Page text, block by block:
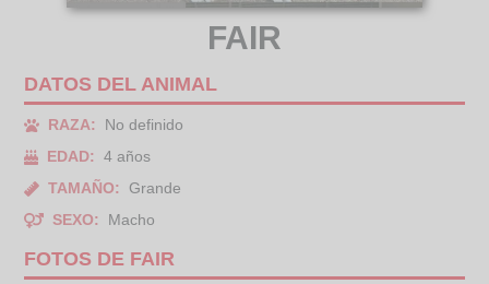
FAIR
DATOS DEL ANIMAL
RAZA:
No definido
EDAD:
4 años
TAMAÑO:
Grande
SEXO:
Macho
FOTOS DE FAIR